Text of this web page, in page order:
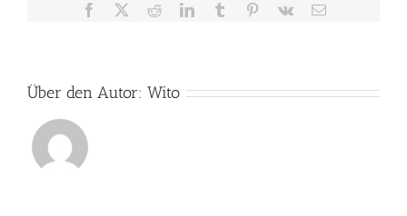
Facebook RedditLinkedInTumblr Pinterest
Vk
E-
Über den Autor: Wito